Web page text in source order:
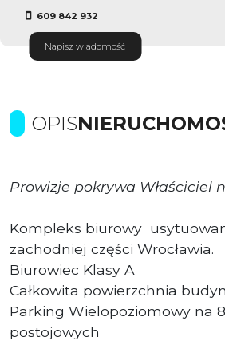
609 842 932
Napisz wiadomość
OPIS
Prowizje pokrywa Właściciel
Kompleks biurowy
zachodniej części Wrocławia.
Biurowiec Klasy A
Całkowita powierzchnia
Parking Wielopoziomowy na
postojowych